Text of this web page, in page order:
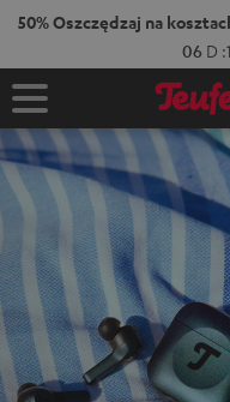
DO
Strona
główna